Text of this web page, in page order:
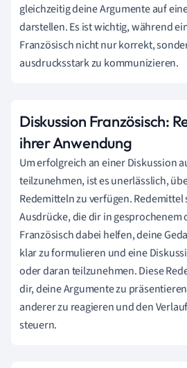
gleichzeitig deine Argumente auf
darstellen. Es ist wichtig, während
Französisch nicht nur korrekt,
ausdrucksstark zu kommunizieren.
Diskussion Französisch:
ihrer Anwendung
Um erfolgreich an einer Diskussion
teilzunehmen, ist es unerlässlich,
Redemitteln zu verfügen. Redemittel
Ausdrücke, die dir in gesprochenem
Französisch dabei helfen, deine
klar zu formulieren und eine
oder daran teilzunehmen. Diese
dir, deine Argumente zu
anderer zu reagieren und den
steuern.